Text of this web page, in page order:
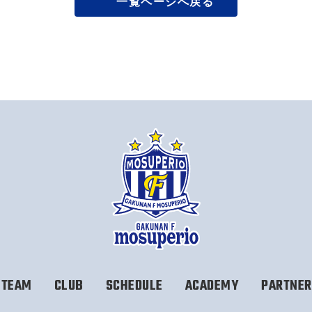
TEAM CLUB SCHEDULE ACADEMY PARTNER